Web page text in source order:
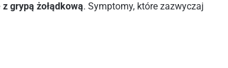
grypą żołądkową. Symptomy, które zazwyczaj